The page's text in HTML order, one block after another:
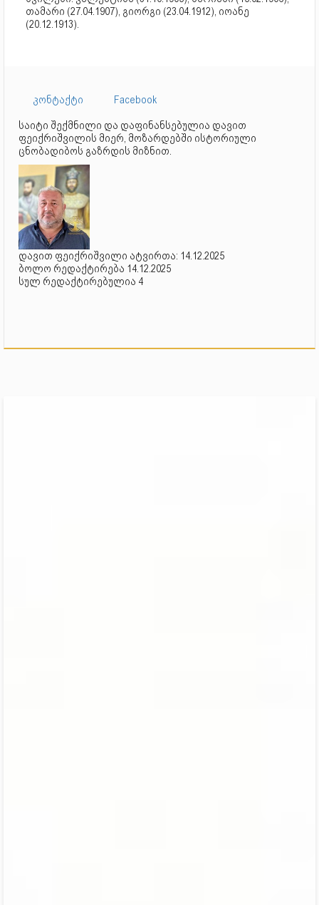
თამარი (27.04.1907), გიორგი (23.04.1912), იოანე
(20.12.1913).
კონტაქტი
Facebook
საიტი შექმნილი და დაფინანსებულია დავით
ფეიქრიშვილის მიერ, მოზარდებში ისტორიული
ცნობადიბოს გაზრდის მიზნით.
დავით ფეიქრიშვილი ატვირთა: 14.12.2025
ბოლო რედაქტირება 14.12.2025
სულ რედაქტირებულია 4